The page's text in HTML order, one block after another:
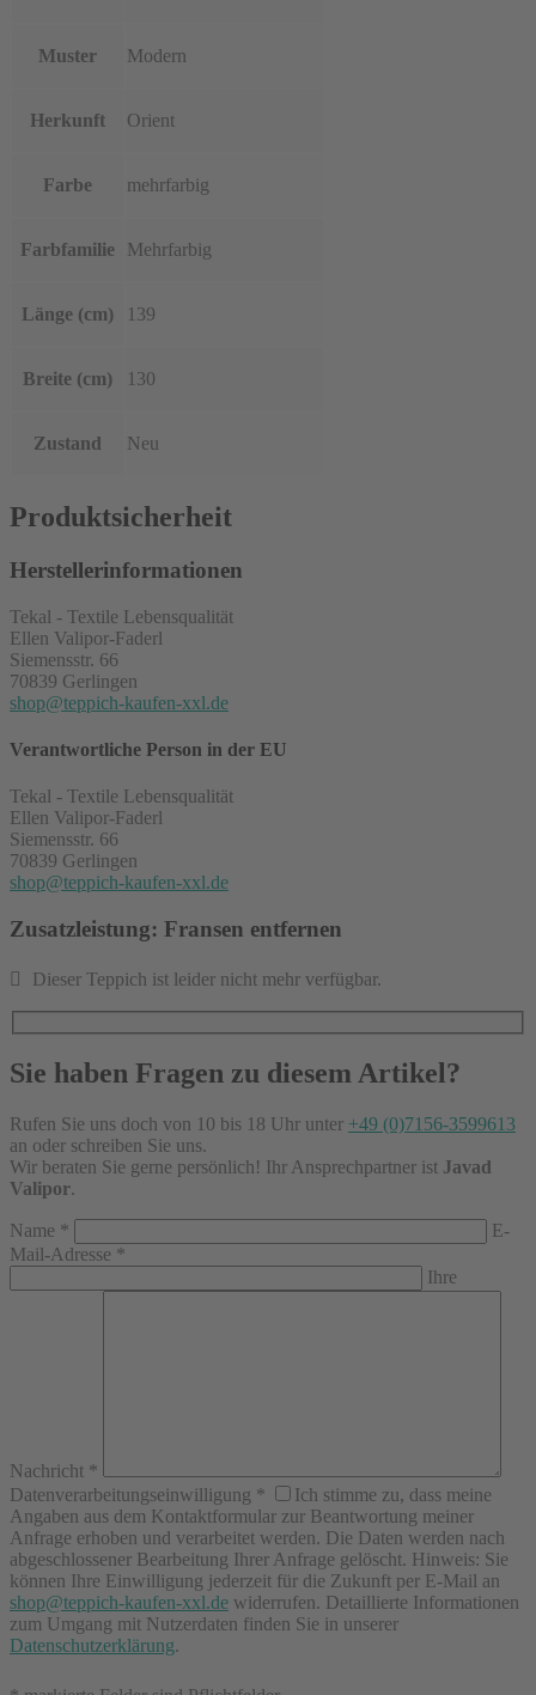
Muster Modern
Herkunft Orient
Farbe mehrfarbig
Farbfamilie Mehrfarbig
Länge (cm) 139
Breite (cm) 130
Zustand Neu
Produktsicherheit
Herstellerinformationen
Tekal - Textile Lebensqualität
Ellen Valipor-Faderl
Siemensstr. 66
70839 Gerlingen
shop@teppich-kaufen-xxl.de
Verantwortliche Person in der EU
Tekal - Textile Lebensqualität
Ellen Valipor-Faderl
Siemensstr. 66
70839 Gerlingen
shop@teppich-kaufen-xxl.de
Zusatzleistung: Fransen entfernen
Dieser Teppich ist leider nicht mehr verfügbar.
Sie haben Fragen zu diesem Artikel?
Rufen Sie uns doch von 10 bis 18 Uhr unter +49 (0)7156-3599613
an oder schreiben Sie uns.
Wir beraten Sie gerne persönlich! Ihr Ansprechpartner ist Javad
Valipor.
Name *
E-
Mail-Adresse *
Ihre
Nachricht *
Datenverarbeitungseinwilligung *
Ich stimme zu, dass meine
Angaben aus dem Kontaktformular zur Beantwortung meiner
Anfrage erhoben und verarbeitet werden. Die Daten werden nach
abgeschlossener Bearbeitung Ihrer Anfrage gelöscht. Hinweis: Sie
können Ihre Einwilligung jederzeit für die Zukunft per E-Mail an
shop@teppich-kaufen-xxl.de widerrufen. Detaillierte Informationen
zum Umgang mit Nutzerdaten finden Sie in unserer
Datenschutzerklärung.